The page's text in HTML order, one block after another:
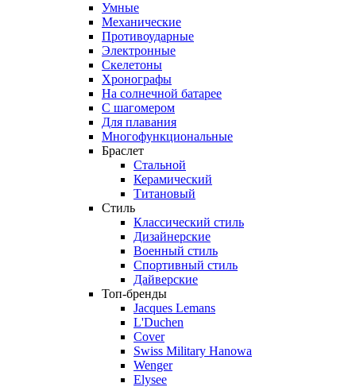
Умные
Механические
Противоударные
Электронные
Скелетоны
Хронографы
На солнечной батарее
С шагомером
Для плавания
Многофункциональные
Браслет
Стальной
Керамический
Титановый
Стиль
Классический стиль
Дизайнерские
Военный стиль
Спортивный стиль
Дайверские
Топ-бренды
Jacques Lemans
L'Duchen
Cover
Swiss Military Hanowa
Wenger
Elysee